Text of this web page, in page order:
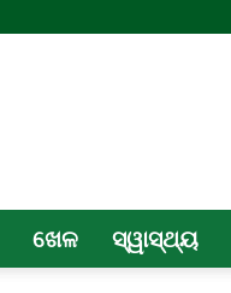
ଖେଳ ସ୍ୱାସ୍ଥ୍ୟ